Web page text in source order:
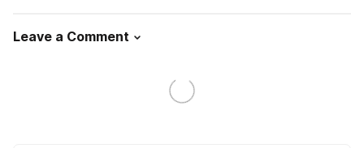
Leave a Comment